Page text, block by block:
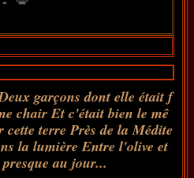
garçons dont elle était f
chair Et c'était bien le mê
terre Près de la Médite
la lumière Entre l'olive et
au jour...